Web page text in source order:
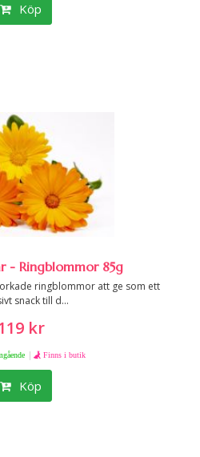
Köp
- Ringblommor 85g
ringblommor att ge som ett
snack till d...
kr
| Finns i butik
Köp